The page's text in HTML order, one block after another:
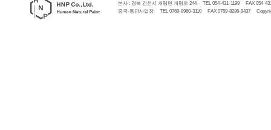
본사 : 경북 김천시 개령면 개령로 244 TEL 054-431-1199 FAX 054-
중국-동관사업장 TEL 0769-8960-3110 FAX 0769-8286-9437